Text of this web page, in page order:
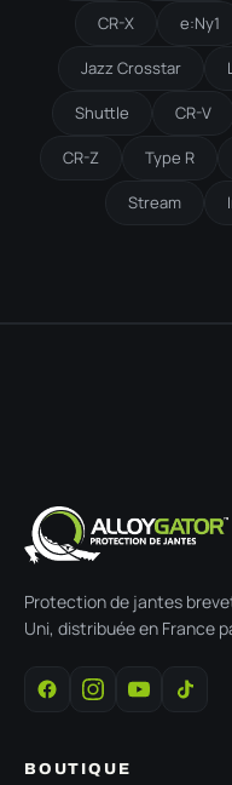
CR-X e:Ny1
Jazz Crosstar
Shuttle CR-V
CR-Z Type R
Stream
Protection de jantes
Uni, distribuée en France
BOUTIQUE